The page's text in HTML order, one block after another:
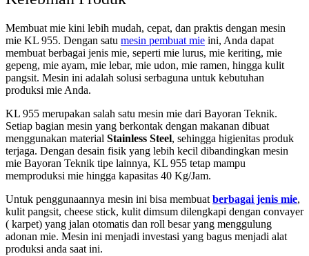
Membuat mie kini lebih mudah, cepat, dan praktis dengan mesin
mie KL 955. Dengan satu mesin pembuat mie ini, Anda dapat
membuat berbagai jenis mie, seperti mie lurus, mie keriting, mie
gepeng, mie ayam, mie lebar, mie udon, mie ramen, hingga kulit
pangsit. Mesin ini adalah solusi serbaguna untuk kebutuhan
produksi mie Anda.
KL 955 merupakan salah satu mesin mie dari Bayoran Teknik.
Setiap bagian mesin yang berkontak dengan makanan dibuat
menggunakan material Stainless Steel, sehingga higienitas produk
terjaga. Dengan desain fisik yang lebih kecil dibandingkan mesin
mie Bayoran Teknik tipe lainnya, KL 955 tetap mampu
memproduksi mie hingga kapasitas 40 Kg/Jam.
Untuk penggunaannya mesin ini bisa membuat berbagai jenis mie,
kulit pangsit, cheese stick, kulit dimsum dilengkapi dengan convayer
( karpet) yang jalan otomatis dan roll besar yang menggulung
adonan mie. Mesin ini menjadi investasi yang bagus menjadi alat
produksi anda saat ini.